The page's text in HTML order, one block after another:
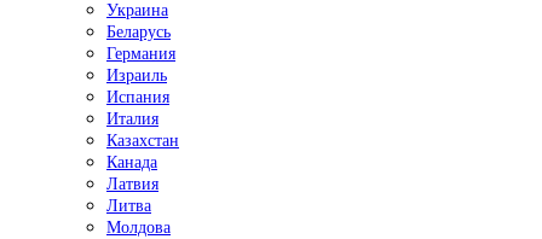
Украина
Беларусь
Германия
Израиль
Испания
Италия
Казахстан
Канада
Латвия
Литва
Молдова